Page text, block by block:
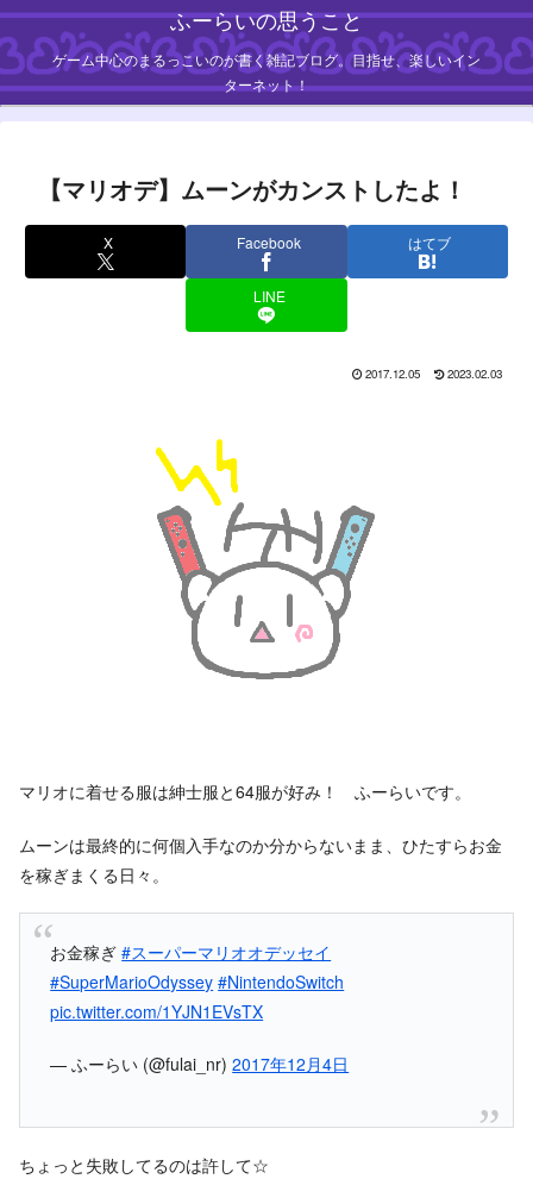
ふーらいの思うこと
ゲーム中心のまるっこいのが書く雑記ブログ。目指せ、楽しいイン
ターネット！
【マリオデ】ムーンがカンストしたよ！
X Facebook はてブ
LINE
2017.12.05 2023.02.03
マリオに着せる服は紳士服と64服が好み！ ふーらいです。
ムーンは最終的に何個入手なのか分からないまま、ひたすらお金
を稼ぎまくる日々。
お金稼ぎ#スーパーマリオオデッセイ
#SuperMarioOdyssey #NintendoSwitch
pic.twitter.com/1YJN1EVsTX
— ふーらい (@fulai_nr)2017年12月4日
ちょっと失敗してるのは許して☆